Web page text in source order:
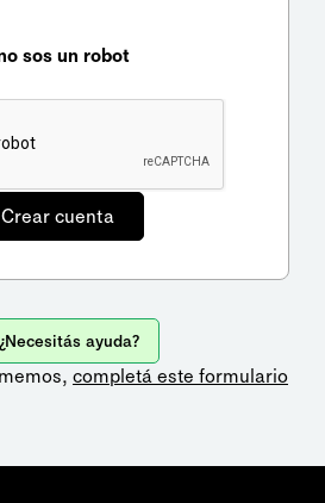
sos un robot
¿Necesitás ayuda?
completá este formulario